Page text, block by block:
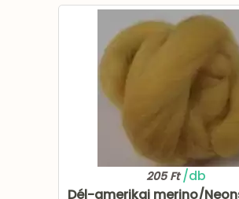
205 Ft/db
Dél-amerikai merino/